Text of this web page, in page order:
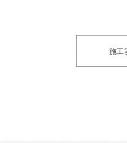
施工